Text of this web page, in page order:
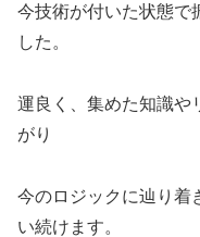
今技術が付いた状態で
した。
運良く、集めた知識や
がり
今のロジックに辿り着
い続けます。